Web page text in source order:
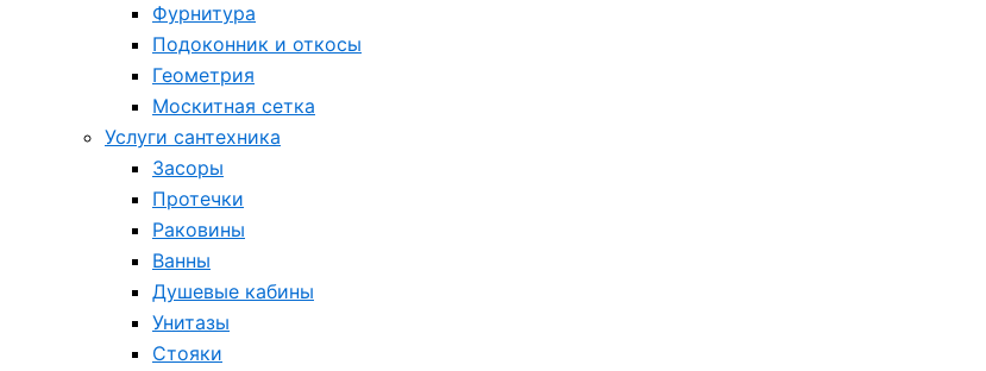
Фурнитура
Подоконник и откосы
Геометрия
Москитная сетка
Услуги сантехника
Засоры
Протечки
Раковины
Ванны
Душевые кабины
Унитазы
Стояки